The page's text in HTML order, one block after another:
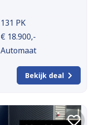
131 PK
€ 18.900,-
Automaat
Bekijk deal